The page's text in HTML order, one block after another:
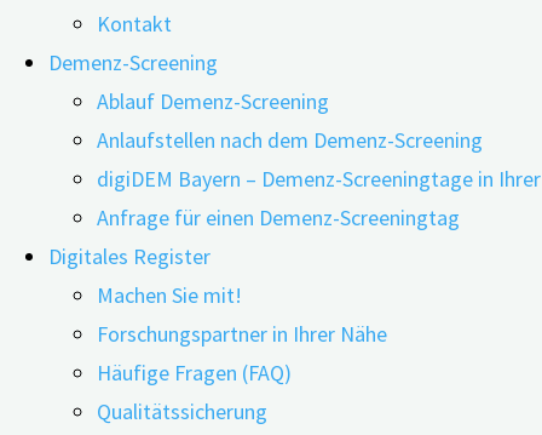
Kontakt
Demenz-Screening
Ablauf Demenz-Screening
Anlaufstellen nach dem Demenz-Screening
digiDEM Bayern – Demenz-Screeningtage in
Anfrage für einen Demenz-Screeningtag
Digitales Register
Machen Sie mit!
Forschungspartner in Ihrer Nähe
Häufige Fragen (FAQ)
Qualitätssicherung17.02.2022
Pressemitteilungen
Über digiDEM Bayern
Bildmaterial & Logos
Pressespiegel
Pressekontakt
Newsletter
Friedrich-Alexander-
Universität Erlangen-
Nürnberg
Interdisziplinäres Zentrum